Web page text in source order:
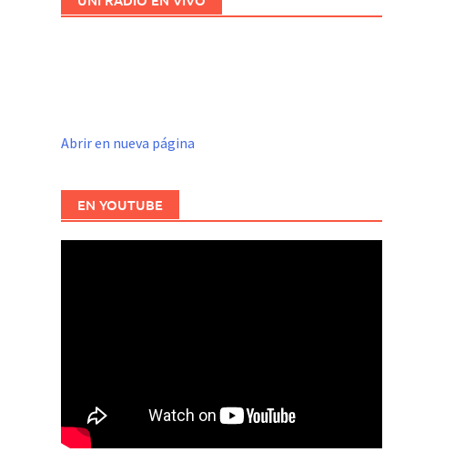
Abrir en nueva página
EN YOUTUBE